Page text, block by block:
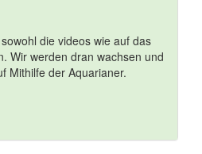
die videos wie auf das
Wir werden dran wachsen und
Mithilfe der Aquarianer.